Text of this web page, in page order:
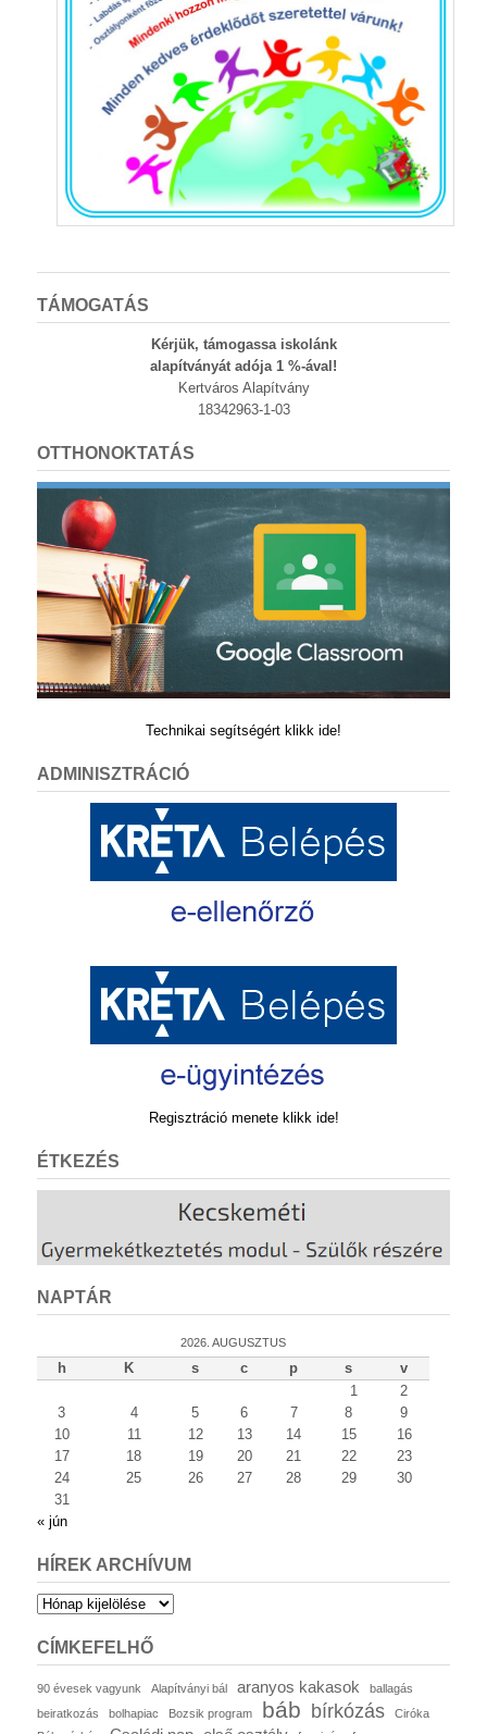
TÁMOGATÁS
Kérjük, támogassa iskolánk
alapítványát adója 1 %-ával!
Kertváros Alapítvány
18342963-1-03
OTTHONOKTATÁS
Technikai segítségért klikk ide!
ADMINISZTRÁCIÓ
Regisztráció menete klikk ide!
ÉTKEZÉS
NAPTÁR
2026. AUGUSZTUS
h K s c p s
v
1
2
3
4 5 6 7 8
9
10
11 12 13 14 15
16
17
18 19 20 21 22
23
24
25 26 27 28 29
30
31
« jún
HÍREK ARCHÍVUM
Hírek
CÍMKEFELHŐ
90 évesek vagyunk Alapítványi bál aranyos kakasok
ballagás
beiratkozás
bolhapiac Bozsik program báb bírkózás
Ciróka